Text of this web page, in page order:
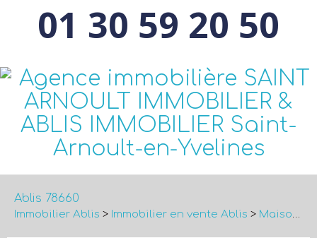
01 30 59 20 50
Ablis 78660
Immobilier Ablis > Immobilier en vente Ablis > Maison Plain-pied en vente Ablis